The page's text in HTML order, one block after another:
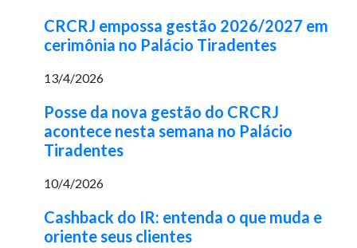
CRCRJ empossa gestão 2026/2027 em
cerimônia no Palácio Tiradentes
13/4/2026
Posse da nova gestão do CRCRJ
acontece nesta semana no Palácio
Tiradentes
10/4/2026
Cashback do IR: entenda o que muda e
oriente seus clientes